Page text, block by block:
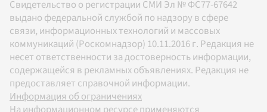
Свидетельство о регистрации СМИ Эл № ФС77-67642
выдано федеральной службой по надзору в сфере
связи, информационных технологий и массовых
коммуникаций (Роскомнадзор) 10.11.2016 г. Редакция не
несет ответственности за достоверность информации,
содержащейся в рекламных объявлениях. Редакция не
предоставляет справочной информации.
Информация об ограничениях